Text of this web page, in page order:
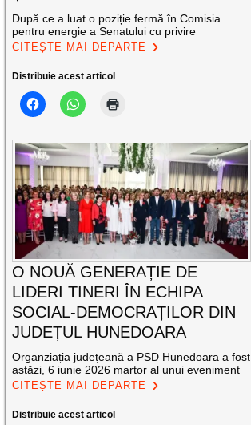
După ce a luat o poziție fermă în Comisia
pentru energie a Senatului cu privire
CITEȘTE MAI DEPARTE
Distribuie acest articol
O NOUĂ GENERAȚIE DE
LIDERI TINERI ÎN ECHIPA
SOCIAL-DEMOCRAȚILOR DIN
JUDEȚUL HUNEDOARA
Organziația județeană a PSD Hunedoara a fost
astăzi, 6 iunie 2026 martor al unui eveniment
CITEȘTE MAI DEPARTE
Distribuie acest articol